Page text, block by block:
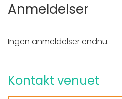
Udendørsområde
Udstyr
Eventtyper
Fest
Anmeldelser
Ingen anmeldelser endnu.
Kontakt venuet